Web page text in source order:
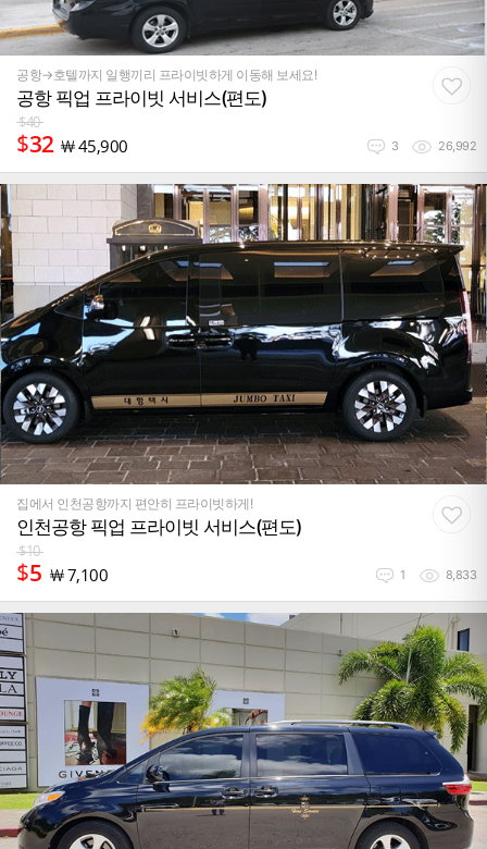
공항→호텔까지 일행끼리 프라이빗하게 이동해 보세요!
공항 픽업 프라이빗 서비스(편도)
$40
$32 ￦45,900 3 26,992
집에서 인천공항까지 편안히 프라이빗하게!
인천공항 픽업 프라이빗 서비스(편도)
$10
$5 ￦7,100 1 8,833